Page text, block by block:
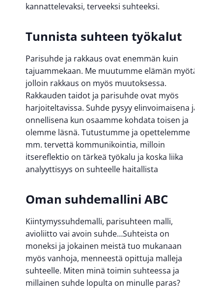
kannattelevaksi, terveeksi suhteeksi.
Tunnista suhteen työkalut
Parisuhde ja rakkaus ovat enemmän kuin
tajuammekaan. Me muutumme elämän myötä,
jolloin rakkaus on myös muutoksessa.
Rakkauden taidot ja parisuhde ovat myös
harjoiteltavissa. Suhde pysyy elinvoimaisena ja
onnellisena kun osaamme kohdata toisen ja
olemme läsnä. Tutustumme ja opettelemme
mm. tervettä kommunikointia, milloin
itsereflektio on tärkeä työkalu ja koska liika
analyyttisyys on suhteelle haitallista
Oman suhdemallini ABC
Kiintymyssuhdemalli, parisuhteen malli,
avioliitto vai avoin suhde…Suhteista on
moneksi ja jokainen meistä tuo mukanaan
myös vanhoja, menneestä opittuja malleja
suhteelle. Miten minä toimin suhteessa ja
millainen suhde lopulta on minulle paras?